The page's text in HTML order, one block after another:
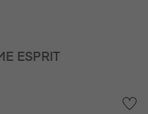
ESPRIT